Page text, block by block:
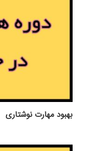
بهبود مهارت نوشتاری